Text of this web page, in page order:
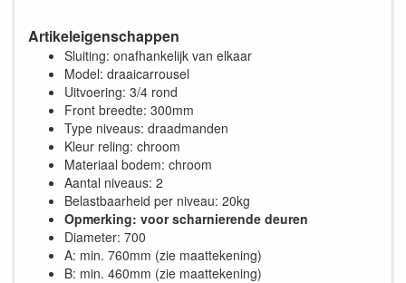
Artikeleigenschappen
Sluiting: onafhankelijk van elkaar
Model: draaicarrousel
Uitvoering: 3/4 rond
Front breedte: 300mm
Type niveaus: draadmanden
Kleur reling: chroom
Materiaal bodem: chroom
Aantal niveaus: 2
Belastbaarheid per niveau: 20kg
Opmerking: voor scharnierende deuren
Diameter: 700
A: min. 760mm (zie maattekening)
B: min. 460mm (zie maattekening)